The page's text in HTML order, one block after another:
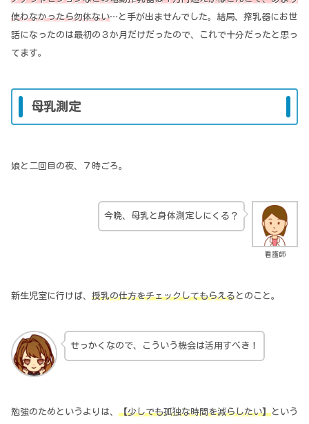
使わなかったら勿体ない…と手が出ませんでした。結局、搾乳器にお世
話になったのは最初の３か月だけだったので、これで十分だったと思っ
てます。
母乳測定
娘と二回目の夜、７時ごろ。
看護師
今晩、母乳と身体測定しにくる？
新生児室に行けば、 授乳の仕方をチェックしてもらえるとのこと。
せっかくなので、こういう機会は活用すべき！
勉強のためというよりは、 【少しでも孤独な時間を減らしたい】という